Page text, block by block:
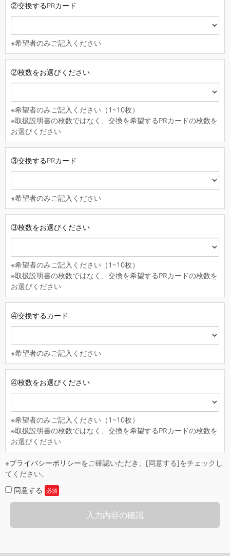
②交換するPRカード
※希望者のみご記入ください
②枚数をお選びください
※希望者のみご記入ください（1~10枚）
※取扱説明書の枚数ではなく、交換を希望するPRカードの枚数を
お選びください
③交換するPRカード
※希望者のみご記入ください
③枚数をお選びください
※希望者のみご記入ください（1~10枚）
※取扱説明書の枚数ではなく、交換を希望するPRカードの枚数を
お選びください
④交換するカード
※希望者のみご記入ください
④枚数をお選びください
※希望者のみご記入ください（1~10枚）
※取扱説明書の枚数ではなく、交換を希望するPRカードの枚数を
お選びください
※プライバシーポリシーをご確認いただき、[同意する]をチェックし
てください。
同意する
必須